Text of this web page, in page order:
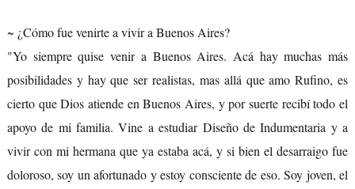
~ ¿Cómo fue venirte a vivir a Buenos Aires?
"Yo siempre quise venir a Buenos Aires. Acá hay muchas más
posibilidades y hay que ser realistas, mas allá que amo Rufino, es
cierto que Dios atiende en Buenos Aires, y por suerte recibí todo el
apoyo de mi familia. Vine a estudiar Diseño de Indumentaria y a
vivir con mi hermana que ya estaba acá, y si bien el desarraigo fue
doloroso, soy un afortunado y estoy consciente de eso. Soy joven, el